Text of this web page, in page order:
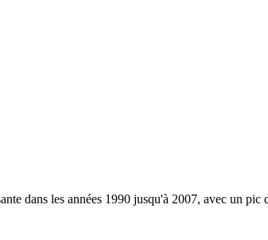
dans les années 1990 jusqu'à 2007, avec un pic